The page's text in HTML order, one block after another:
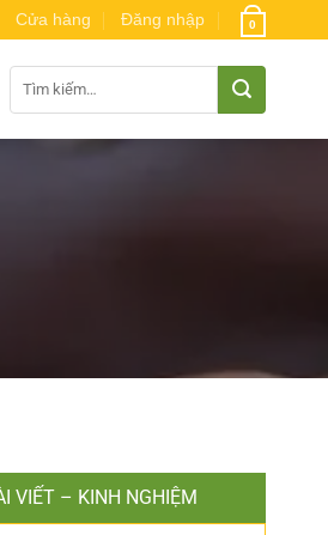
Cửa hàng Đăng nhập 0
kiếm:
VIẾT – KINH NGHIỆM